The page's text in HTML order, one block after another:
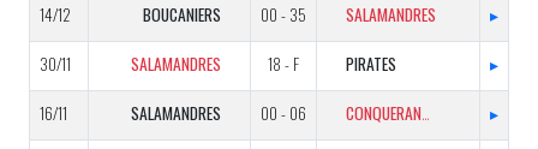
14/12 BOUCANIERS 00 - 35 SALAMANDRES ▸
30/11 SALAMANDRES 18 - F PIRATES ▸
16/11 SALAMANDRES 00 - 06 CONQUERANTS ▸